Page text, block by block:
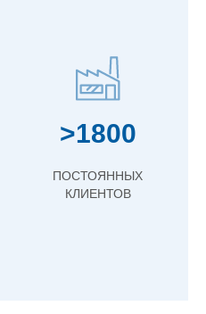
>1800
ПОСТОЯННЫХ
КЛИЕНТОВ